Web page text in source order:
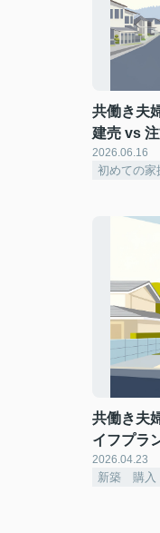
共働き夫
建売 vs
2026.06.16
初めての家
共働き夫
イフプラ
2026.04.23
新築 購入